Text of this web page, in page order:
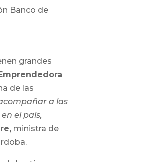
Banco de
grandes
de las
a las
el país,
ministra de